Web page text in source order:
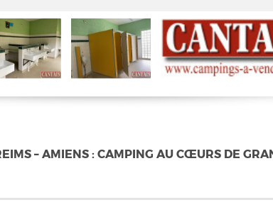
– AMIENS : CAMPING AU CŒURS DE